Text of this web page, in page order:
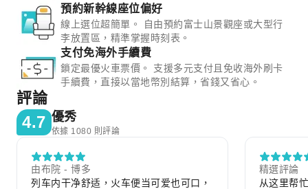
預約新幹線座位偏好
線上選位超簡單。 自由預約富士山景觀座或大型行
李放置區，精準掌握時刻表。
支付免海外手續費
鎖定最優火車票價。 支援多元支付且免收海外刷卡
手續費，直接以當地幣別結算，省錢又省心。
評論
4.7 優秀
依據 1080 則評論
由布院 - 博多
列车内干净舒适，火车便当可爱也可口，
精選評論
从这里帮